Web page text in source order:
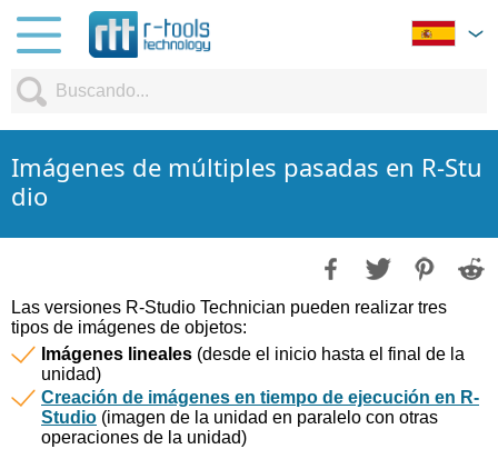
Imágenes de múltiples pasadas en R-Stu
dio
Las versiones R-Studio Technician pueden realizar tres
tipos de imágenes de objetos:
Imágenes lineales (desde el inicio hasta el final de la
unidad)
Creación de imágenes en tiempo de ejecución en R-
Studio (imagen de la unidad en paralelo con otras
operaciones de la unidad)